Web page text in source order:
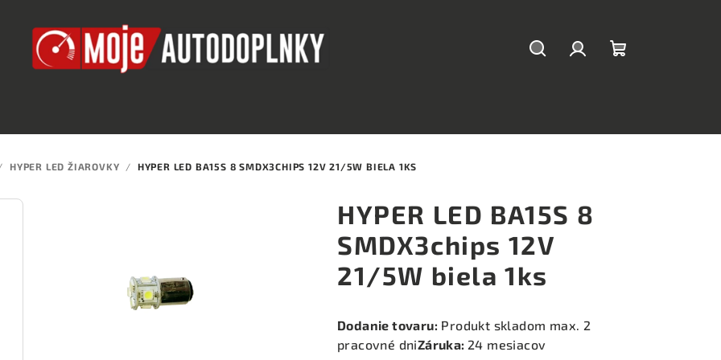
HYPER LED ŽIAROVKY / HYPER LED BA15S 8 SMDX3CHIPS 12V 21/5W BIELA 1KS
HYPER LED BA15S 8
SMDX3chips 12V
21/5W biela 1ks
Dodanie tovaru: Produkt skladom max. 2
pracovné dniZáruka: 24 mesiacov